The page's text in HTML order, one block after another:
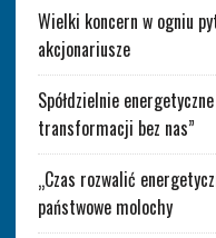
Wielki koncern w ogniu
akcjonariusze
Spółdzielnie
transformacji bez nas”
„Czas rozwalić
państwowe molochy